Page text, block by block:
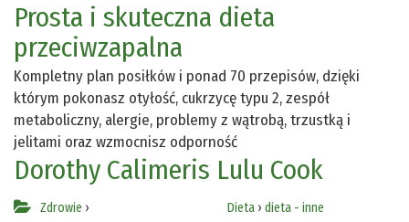
Prosta i skuteczna dieta
przeciwzapalna
Kompletny plan posiłków i ponad 70 przepisów, dzięki
którym pokonasz otyłość, cukrzycę typu 2, zespół
metaboliczny, alergie, problemy z wątrobą, trzustką i
jelitami oraz wzmocnisz odporność
Dorothy Calimeris Lulu Cook
Zdrowie ›
Dieta› dieta - inne